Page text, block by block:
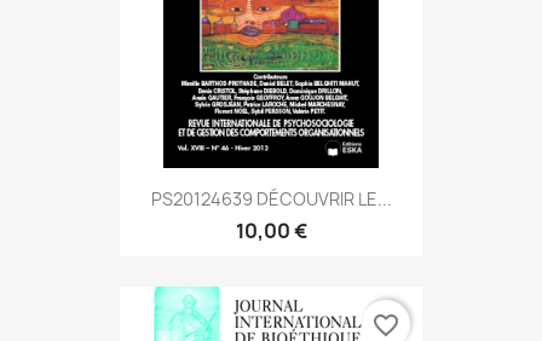
PS20124639 DÉCOUVRIR LE...
10,00 €
favorite_border